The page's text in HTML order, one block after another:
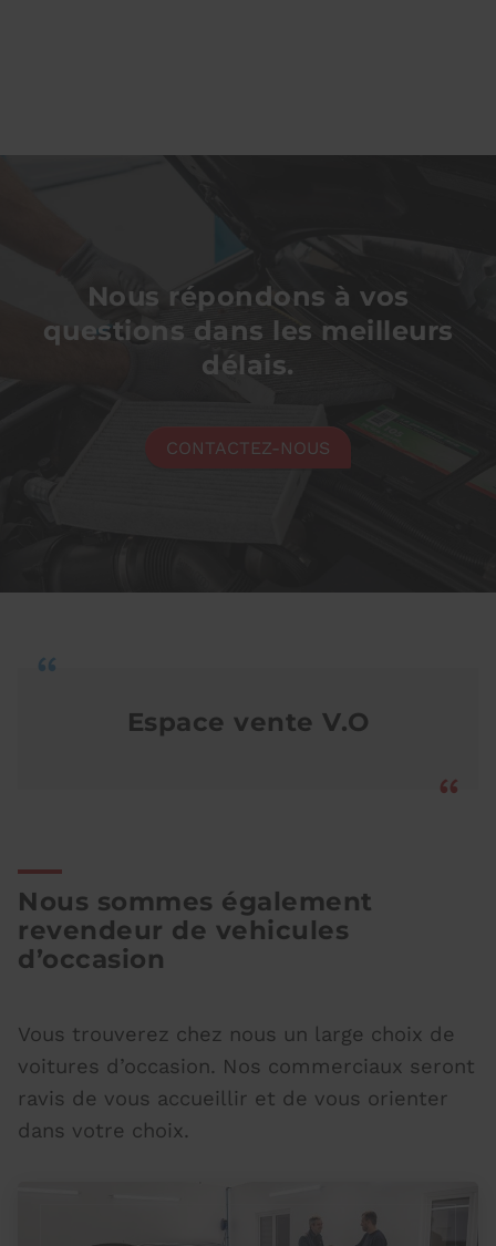
Nous répondons à vos
questions dans les meilleurs
délais.
CONTACTEZ-NOUS
Espace vente V.O
Nous sommes également
revendeur de vehicules
d’occasion
Vous trouverez chez nous un large choix de
voitures d’occasion. Nos commerciaux seront
ravis de vous accueillir et de vous orienter
dans votre choix.